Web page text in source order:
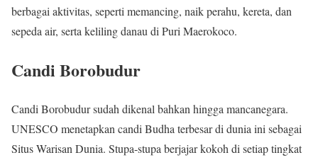
berbagai aktivitas, seperti memancing, naik perahu, kereta, dan
sepeda air, serta keliling danau di Puri Maerokoco.
Candi Borobudur
Candi Borobudur sudah dikenal bahkan hingga mancanegara.
UNESCO menetapkan candi Budha terbesar di dunia ini sebagai
Situs Warisan Dunia. Stupa-stupa berjajar kokoh di setiap tingkat